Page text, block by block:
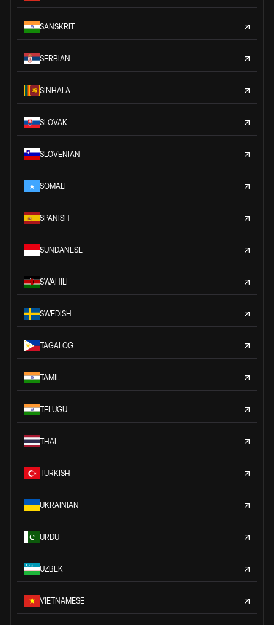
SANSKRIT
SERBIAN
SINHALA
SLOVAK
SLOVENIAN
SOMALI
SPANISH
SUNDANESE
SWAHILI
SWEDISH
TAGALOG
TAMIL
TELUGU
THAI
TURKISH
UKRAINIAN
URDU
UZBEK
VIETNAMESE